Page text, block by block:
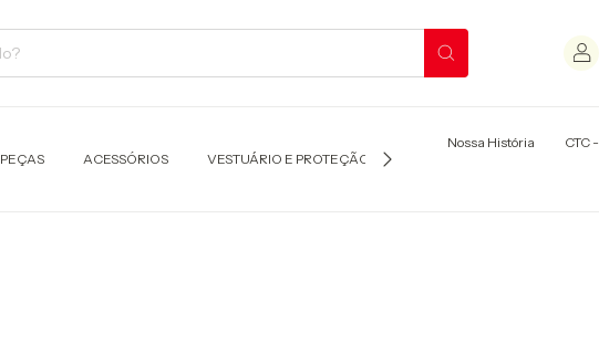
PEÇAS ACESSÓRIOS VESTUÁRIO E PROTEÇÃO
Nossa História CTC